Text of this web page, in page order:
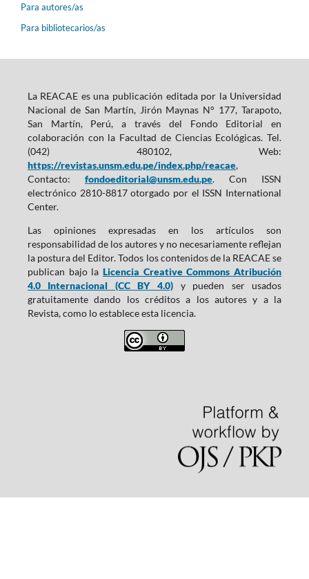
Para autores/as
Para bibliotecarios/as
La REACAE es una publicación editada por la Universidad
Nacional de San Martín, Jirón Maynas N° 177, Tarapoto,
San Martín, Perú, a través del Fondo Editorial en
colaboración con la Facultad de Ciencias Ecológicas. Tel.
(042) 480102, Web:
https://revistas.unsm.edu.pe/index.php/reacae,
Contacto: fondoeditorial@unsm.edu.pe. Con ISSN
electrónico 2810-8817 otorgado por el ISSN International
Center.
Las opiniones expresadas en los artículos son
responsabilidad de los autores y no necesariamente reflejan
la postura del Editor. Todos los contenidos de la REACAE se
publican bajo la Licencia Creative Commons Atribución
4.0 Internacional (CC BY 4.0) y pueden ser usados
gratuitamente dando los créditos a los autores y a la
Revista, como lo establece esta licencia.